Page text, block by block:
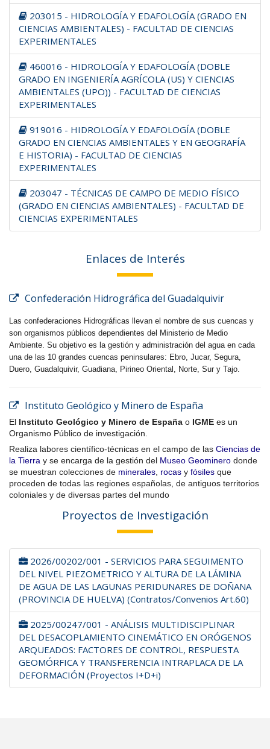
203015 - HIDROLOGÍA Y EDAFOLOGÍA (GRADO EN
CIENCIAS AMBIENTALES) - FACULTAD DE CIENCIAS
EXPERIMENTALES
460016 - HIDROLOGÍA Y EDAFOLOGÍA (DOBLE
GRADO EN INGENIERÍA AGRÍCOLA (US) Y CIENCIAS
AMBIENTALES (UPO)) - FACULTAD DE CIENCIAS
EXPERIMENTALES
919016 - HIDROLOGÍA Y EDAFOLOGÍA (DOBLE
GRADO EN CIENCIAS AMBIENTALES Y EN GEOGRAFÍA
E HISTORIA) - FACULTAD DE CIENCIAS
EXPERIMENTALES
203047 - TÉCNICAS DE CAMPO DE MEDIO FÍSICO
(GRADO EN CIENCIAS AMBIENTALES) - FACULTAD DE
CIENCIAS EXPERIMENTALES
Enlaces de Interés
Confederación Hidrográfica del Guadalquivir
Las confederaciones Hidrográficas llevan el nombre de sus cuencas y
son organismos públicos dependientes del Ministerio de Medio
Ambiente. Su objetivo es la gestión y administración del agua en cada
una de las 10 grandes cuencas peninsulares: Ebro, Jucar, Segura,
Duero, Guadalquivir, Guadiana, Pirineo Oriental, Norte, Sur y Tajo.
Instituto Geológico y Minero de España
El Instituto Geológico y Minero de España o IGME es un
Organismo Público de investigación.
Realiza labores científico-técnicas en el campo de las Ciencias de
la Tierra y se encarga de la gestión del Museo Geominero donde
se muestran colecciones de minerales rocas y fósiles que
proceden de todas las regiones españolas, de antiguos territorios
coloniales y de diversas partes del mundo
Proyectos de Investigación
2026/00202/001 - SERVICIOS PARA SEGUIMENTO
DEL NIVEL PIEZOMETRICO Y ALTURA DE LA LÁMINA
DE AGUA DE LAS LAGUNAS PERIDUNARES DE DOÑANA
(PROVINCIA DE HUELVA) (Contratos/Convenios Art.60)
2025/00247/001 - ANÁLISIS MULTIDISCIPLINAR
DEL DESACOPLAMIENTO CINEMÁTICO EN ORÓGENOS
ARQUEADOS: FACTORES DE CONTROL, RESPUESTA
GEOMÓRFICA Y TRANSFERENCIA INTRAPLACA DE LA
DEFORMACIÓN (Proyectos I+D+i)